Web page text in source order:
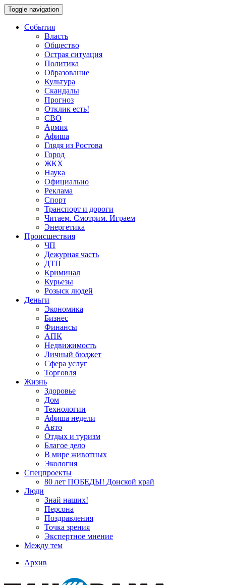
Toggle navigation
События
Власть
Общество
Острая ситуация
Политика
Образование
Культура
Скандалы
Прогноз
Отклик есть!
СВО
Армия
Афиша
Глядя из Ростова
Город
ЖКХ
Наука
Официально
Реклама
Спорт
Транспорт и дороги
Читаем. Смотрим. Играем
Энергетика
Происшествия
ЧП
Дежурная часть
ДТП
Криминал
Курьезы
Розыск людей
Деньги
Экономика
Бизнес
Финансы
АПК
Недвижимость
Личный бюджет
Сфера услуг
Торговля
Жизнь
Здоровье
Дом
Технологии
Афиша недели
Авто
Отдых и туризм
Благое дело
В мире животных
Экология
Спецпроекты
80 лет ПОБЕДЫ! Донской край
Люди
Знай наших!
Персона
Поздравления
Точка зрения
Экспертное мнение
Между тем
Архив